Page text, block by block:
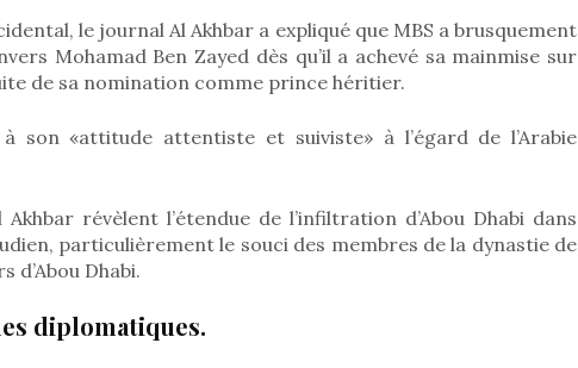
le journal Al Akhbar a expliqué que MBS a brusquement
Mohamad Ben Zayed dès qu’il a achevé sa mainmise sur
de sa nomination comme prince héritier.
son «attitude attentiste et suiviste» à l’égard de l’Arabie
révèlent l’étendue de l’infiltration d’Abou Dhabi dans
particulièrement le souci des membres de la dynastie de
Dhabi.
diplomatiques.